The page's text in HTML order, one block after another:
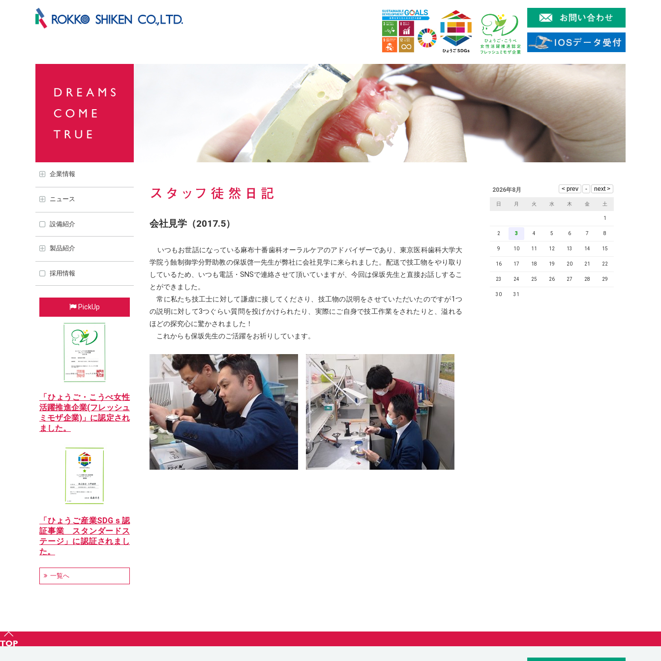
企業情報
ニュース
設備紹介
製品紹介
採用情報
PickUp
「ひょうご・こうべ女性
活躍推進企業(フレッシュ
ミモザ企業)」に認定され
ました。
「ひょうご産業SDGｓ認
証事業 スタンダードス
テージ」に認証されまし
た。
一覧へ
会社見学（2017.5）
いつもお世話になっている麻布十番歯科オーラルケアのアドバイザーであり、東京医科歯科大学大
学院う蝕制御学分野助教の保坂啓一先生が弊社に会社見学に来られました。配送で技工物をやり取り
しているため、いつも電話・SNSで連絡させて頂いていますが、今回は保坂先生と直接お話しするこ
とができました。
常に私たち技工士に対して謙虚に接してくださり、技工物の説明をさせていただいたのですが1つ
の説明に対して3つぐらい質問を投げかけられたり、実際にご自身で技工作業をされたりと、溢れる
ほどの探究心に驚かされました！
これからも保坂先生のご活躍をお祈りしています。
2026年8月
日 月 火 水 木 金 土
1
2 3 4 5 6 7 8
9 10 11 12 13 14 15
16 17 18 19 20 21 22
23 24 25 26 27 28 29
30 31